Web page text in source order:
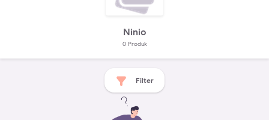
Ninio
0Produk
Filter